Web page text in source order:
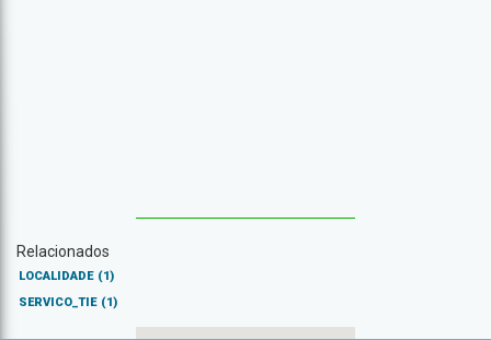
Relacionados
LOCALIDADE (1)
SERVICO_TIE (1)